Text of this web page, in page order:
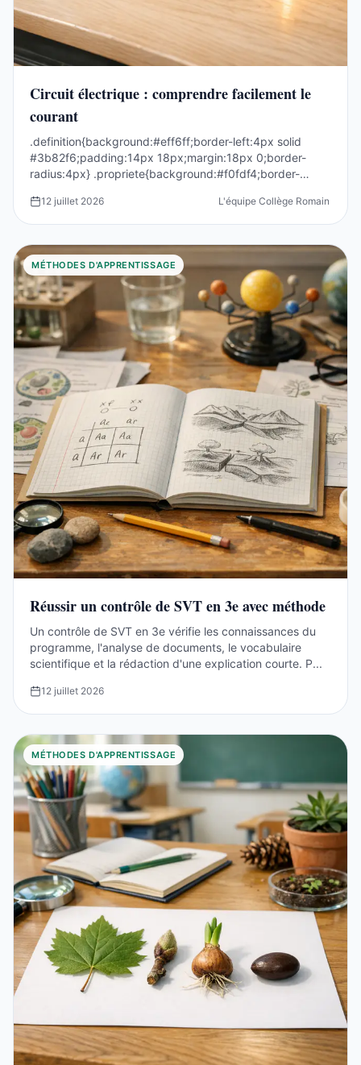
Circuit électrique : comprendre facilement le
courant
.definition{background:#eff6ff;border-left:4px solid
#3b82f6;padding:14px 18px;margin:18px 0;border-
radius:4px} .propriete{background:#f0fdf4;border-
12 juillet 2026 L'équipe Collège Romain
MÉTHODES D'APPRENTISSAGE
Réussir un contrôle de SVT en 3e avec méthode
Un contrôle de SVT en 3e vérifie les connaissances du
programme, l'analyse de documents, le vocabulaire
scientifique et la rédaction d'une explication courte. P...
12 juillet 2026
MÉTHODES D'APPRENTISSAGE